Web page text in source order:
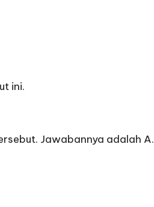
ini.
Jawabannya adalah A.